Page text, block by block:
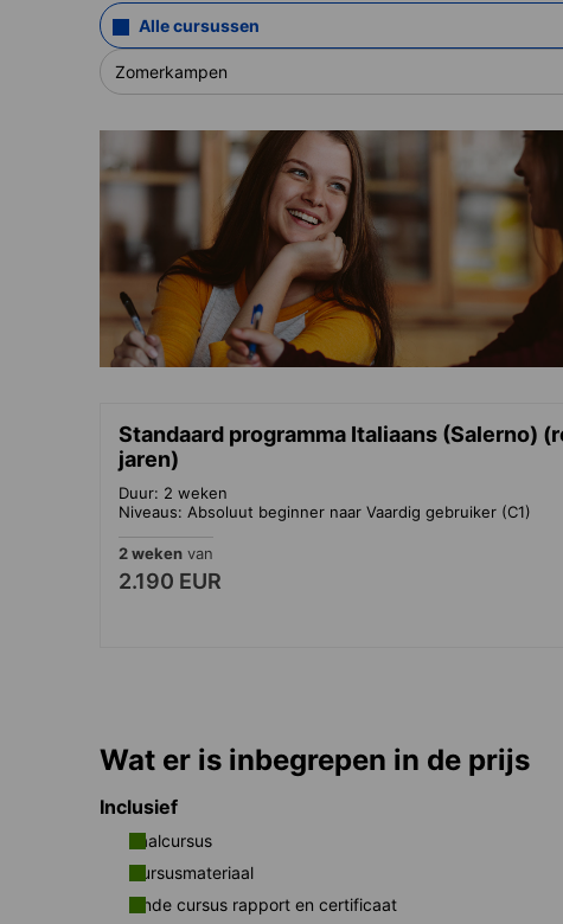
Alle cursussen
Zomerkampen
Standaard programma Italiaans (Salerno)
jaren)
Duur: 2 weken
Niveaus: Absoluut beginner naar Vaardig gebruiker (C1)
2 weken van
2.190 EUR
Wat er is inbegrepen in de prijs
Inclusief
Taalcursus
Cursusmateriaal
Einde cursus rapport en certificaat